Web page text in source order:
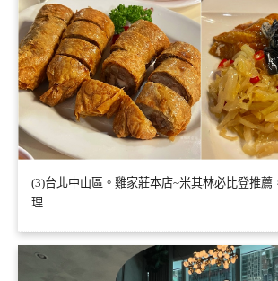
(3)台北中山區。雞家莊本店~米其林必比登推薦
理